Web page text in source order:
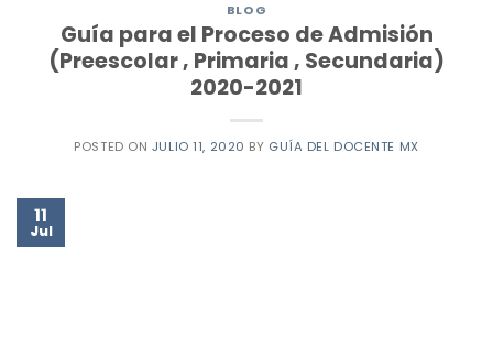
BLOG
Guía para el Proceso de Admisión
(Preescolar , Primaria , Secundaria)
2020-2021
POSTED ON JULIO 11, 2020 BY GUÍA DEL DOCENTE MX
11
Jul